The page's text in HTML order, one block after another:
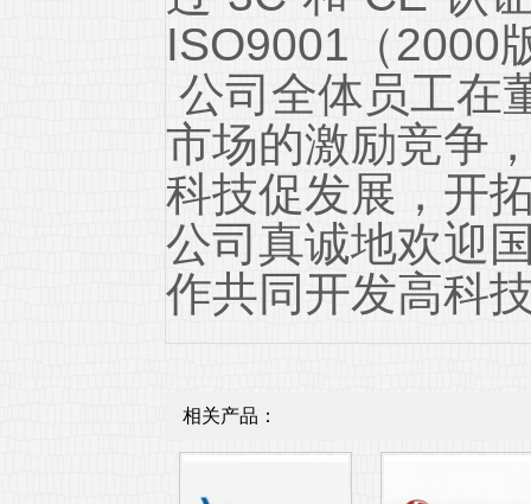
ISO9001（2000
公司全体员工在
市场的激励竞争
科技促发展，开
公司真诚地欢迎
作共同开发高科
相关产品：